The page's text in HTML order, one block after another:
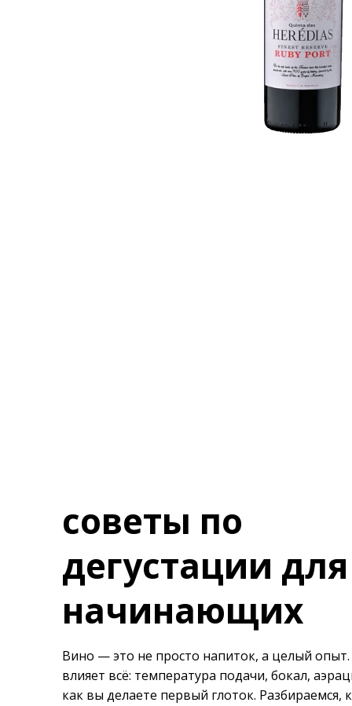
советы по
дегустации для
начинающих
Вино — это не просто напиток, а целый опыт.
влияет всё: температура подачи, бокал,
как вы делаете первый глоток. Разбираемся,